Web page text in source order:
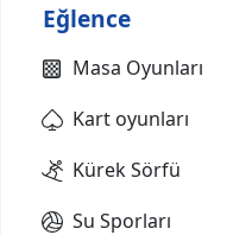
Eğlence
Masa Oyunları
Kart oyunları
Kürek Sörfü
Su Sporları